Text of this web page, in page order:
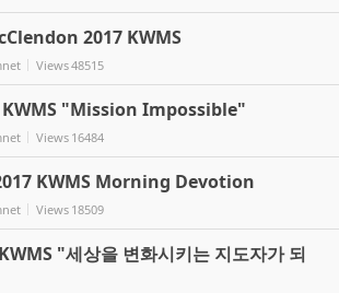
2017 KWMS
Views48515
KWMS "Mission Impossible"
Views 16484
KWMS Morning Devotion
Views 18509
"세상을 변화시키는 지도자가 되